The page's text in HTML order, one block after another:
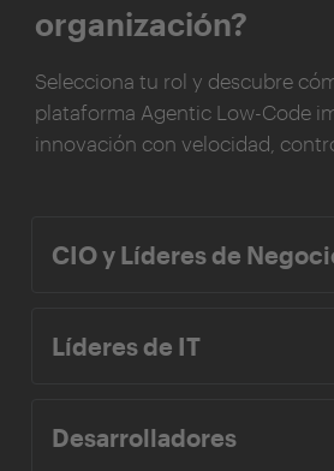
organización?
Selecciona tu rol y descubre
plataforma Agentic Low-Code
innovación con velocidad,
CIO y Líderes de
Líderes de IT
Desarrolladores